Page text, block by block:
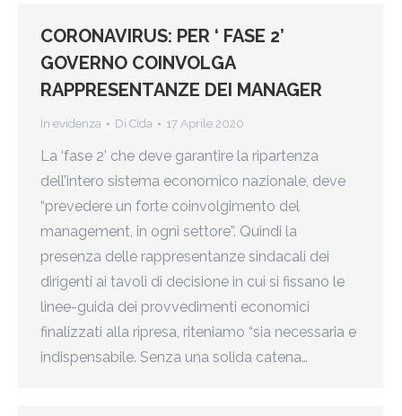
CORONAVIRUS: PER ‘ FASE 2’
GOVERNO COINVOLGA
RAPPRESENTANZE DEI MANAGER
In evidenza Di Cida 17 Aprile 2020
La ‘fase 2’ che deve garantire la ripartenza
dell’intero sistema economico nazionale, deve
“prevedere un forte coinvolgimento del
management, in ogni settore”. Quindi la
presenza delle rappresentanze sindacali dei
dirigenti ai tavoli di decisione in cui si fissano le
linee-guida dei provvedimenti economici
finalizzati alla ripresa, riteniamo “sia necessaria e
indispensabile. Senza una solida catena…